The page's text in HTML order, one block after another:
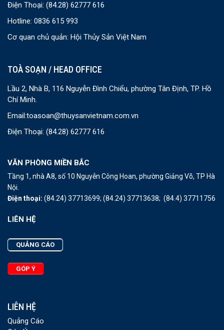
Điện Thoại: (84.28) 62777 616
Hotline: 0836 615 993
Cơ quan chủ quản: Hội Thủy Sản Việt Nam
TOÀ SOẠN / HEAD OFFICE
Lầu 2, Nhà B, 116 Nguyễn Đình Chiểu, phường Tân Định, TP. Hồ
Chí Minh.
Email:toasoan@thuysanvietnam.com.vn
Điện Thoại: (84.28) 62777 616
VĂN PHÒNG MIỀN BẮC
Tầng 1, nhà A8, số 10 Nguyễn Công Hoan, phường Giảng Võ, TP Hà
Nội.
Điện thoại: (84.24) 37713699; (84.24) 37713638; (84.4) 37711756
LIÊN HỆ
QUẢNG CÁO
GÓP Ý
LIÊN HỆ
Quảng Cáo